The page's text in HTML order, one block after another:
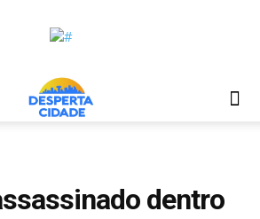
dentro